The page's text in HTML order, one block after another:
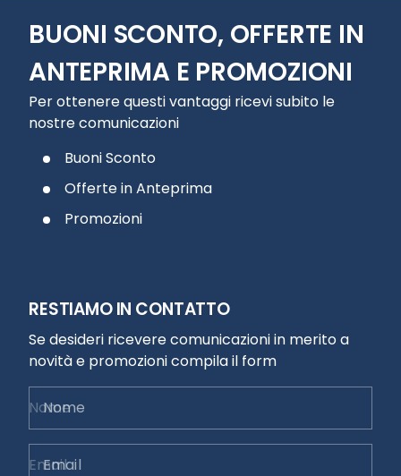
BUONI SCONTO, OFFERTE IN
ANTEPRIMA E PROMOZIONI
Per ottenere questi vantaggi ricevi subito le
nostre comunicazioni
Buoni Sconto
Offerte in Anteprima
Promozioni
RESTIAMO IN CONTATTO
Se desideri ricevere comunicazioni in merito a
novità e promozioni compila il form
Nome
Email